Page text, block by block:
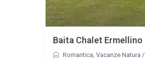
Baita Chalet Ermellino
Romantica Vacanze Natura /